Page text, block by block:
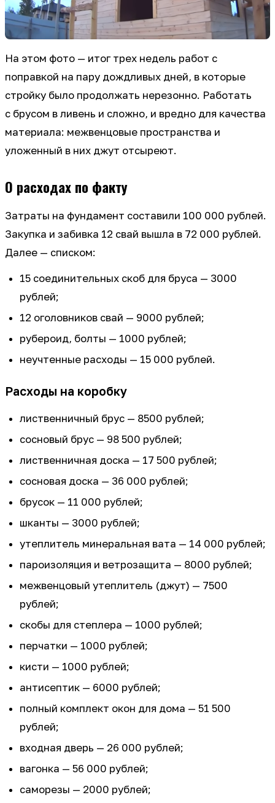
На этом фото — итог трех недель работ с
поправкой на пару дождливых дней, в которые
стройку было продолжать нерезонно. Работать
с брусом в ливень и сложно, и вредно для качества
материала: межвенцовые пространства и
уложенный в них джут отсыреют.
О расходах по факту
Затраты на фундамент составили 100 000 рублей.
Закупка и забивка 12 свай вышла в 72 000 рублей.
Далее — списком:
15 соединительных скоб для бруса — 3000
рублей;
12 оголовников свай — 9000 рублей;
рубероид, болты — 1000 рублей;
неучтенные расходы — 15 000 рублей.
Расходы на коробку
лиственничный брус — 8500 рублей;
сосновый брус — 98 500 рублей;
лиственничная доска — 17 500 рублей;
сосновая доска — 36 000 рублей;
брусок — 11 000 рублей;
шканты — 3000 рублей;
утеплитель минеральная вата — 14 000 рублей;
пароизоляция и ветрозащита — 8000 рублей;
межвенцовый утеплитель (джут) — 7500
рублей;
скобы для степлера — 1000 рублей;
перчатки — 1000 рублей;
кисти — 1000 рублей;
антисептик — 6000 рублей;
полный комплект окон для дома — 51 500
рублей;
входная дверь — 26 000 рублей;
вагонка — 56 000 рублей;
саморезы — 2000 рублей;